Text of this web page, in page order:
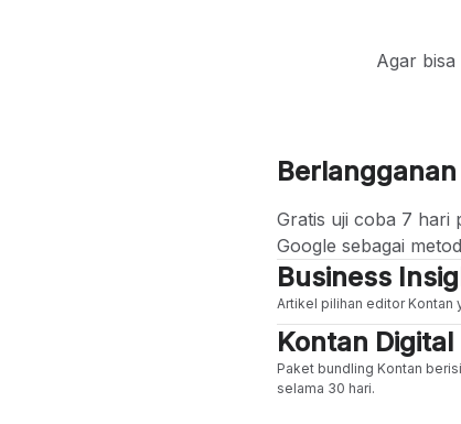
Agar
Gratis uji coba 7 hari
Google sebagai
Business
Artikel pilihan editor Kontan
Kontan
Paket bundling Kontan
selama 30 hari.